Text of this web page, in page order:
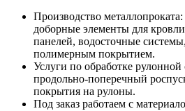
Производство
доборные элементы для
панелей, водосточные
полимерным покрытием.
Услуги по обработке рулонной
продольно-поперечный
покрытия на рулоны.
Под заказ работаем с